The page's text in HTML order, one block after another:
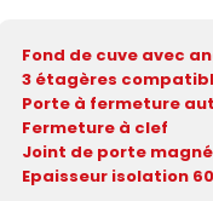
Fond de cuve avec
3 étagères
Porte à fermeture
Fermeture à clef
Joint de porte
Epaisseur isolation